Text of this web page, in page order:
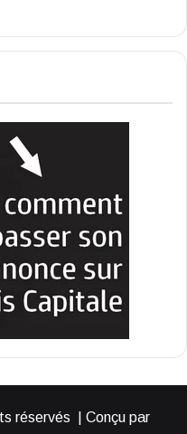
réservés | Conçu par